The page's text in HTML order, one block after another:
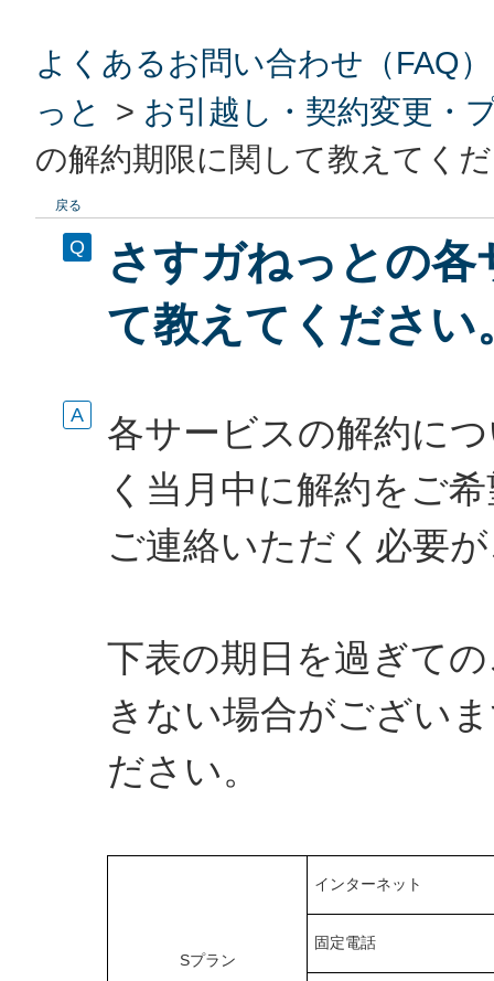
よくあるお問い合わせ（FAQ）
っと
> お引越し・契約変更・
の解約期限に関して教えてく
戻る
さすガねっとの
て教えてください
各サービスの解約に
く当月中に解約をご
ご連絡いただく必要
下表の期日を過ぎて
きない場合がござい
ださい。
Sプラン
インターネット
固定電話